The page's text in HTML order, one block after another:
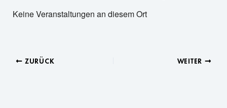
Keine Veranstaltungen an diesem Ort
ZURÜCK WEITER